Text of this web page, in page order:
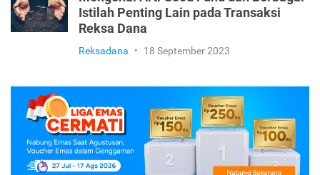
Istilah Penting Lain pada Transaksi
Reksa Dana
Reksadana • 18 September 2023